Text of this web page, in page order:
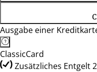
Ausgabe einer
ClassicCard
Zusätzliches Entgelt